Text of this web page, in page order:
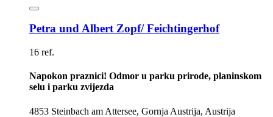
Petra und Albert Zopf/ Feichtingerhof
16 ref.
Napokon praznici! Odmor u parku prirode, planinskom
selu i parku zvijezda
4853 Steinbach am Attersee, Gornja Austrija, Austrija